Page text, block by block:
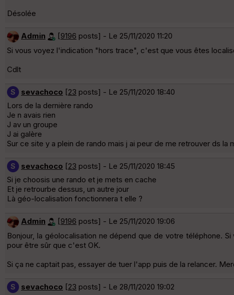
Désolée
Admin [9196 posts] - Le 25/11/2020 11:20
Si vous voyez l'indication "hors trace", c'est que vous êtes
Cdlt
S sevachoco [23 posts] - Le 25/11/2020 18:40
Lors de la dernière rando
Je n avais rien
J av un groupe
J ai galère
Sur ce site y a plein de rando mais j ai peur de me retrouver ds la
S sevachoco [23 posts] - Le 25/11/2020 18:45
Si je choosis une rando et je mets en cache
Et je retrourbe dessus, un autre jour
Là géo-localisation fonctionnera t elle ?
Admin [9196 posts] - Le 25/11/2020 19:06
Bonjour, la géolocalisation ne dépend que de votre téléphone.
pour être sûr que c'est OK.
Si ça ne captait pas, essayer de tuer l'app puis de la relancer.
S sevachoco [23 posts] - Le 28/11/2020 19:02